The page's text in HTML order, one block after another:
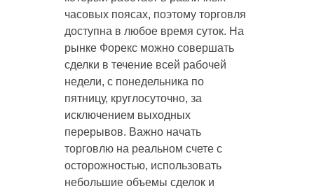
часовых поясах, поэтому торговля
доступна в любое время суток. На
рынке Форекс можно совершать
сделки в течение всей рабочей
недели, с понедельника по
пятницу, круглосуточно, за
исключением выходных
перерывов. Важно начать
торговлю на реальном счете с
осторожностью, использовать
небольшие объемы сделок и